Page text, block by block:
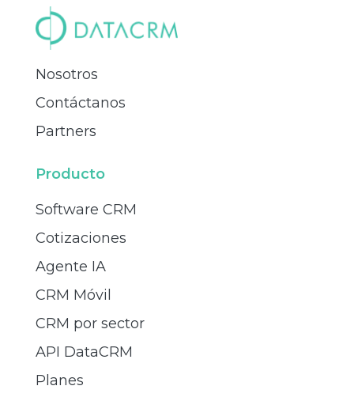
Nosotros
Contáctanos
Partners
Producto
Software CRM
Cotizaciones
Agente IA
CRM Móvil
CRM por sector
API DataCRM
Planes